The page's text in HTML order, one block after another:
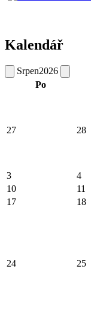
Kalendář
Srpen2026
Po
27 28
3 4
10
11
17
18
24 25